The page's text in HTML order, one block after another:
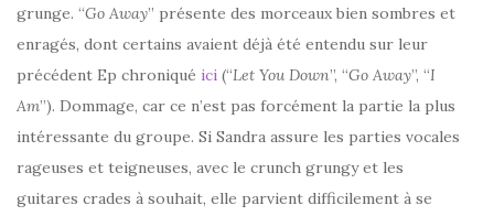
grunge. “Go Away” présente des morceaux bien sombres et
enragés, dont certains avaient déjà été entendu sur leur
précédent Ep chroniqué ici (“Let You Down”, “Go Away”, “I
Am”). Dommage, car ce n’est pas forcément la partie la plus
intéressante du groupe. Si Sandra assure les parties vocales
rageuses et teigneuses, avec le crunch grungy et les
guitares crades à souhait, elle parvient difficilement à se